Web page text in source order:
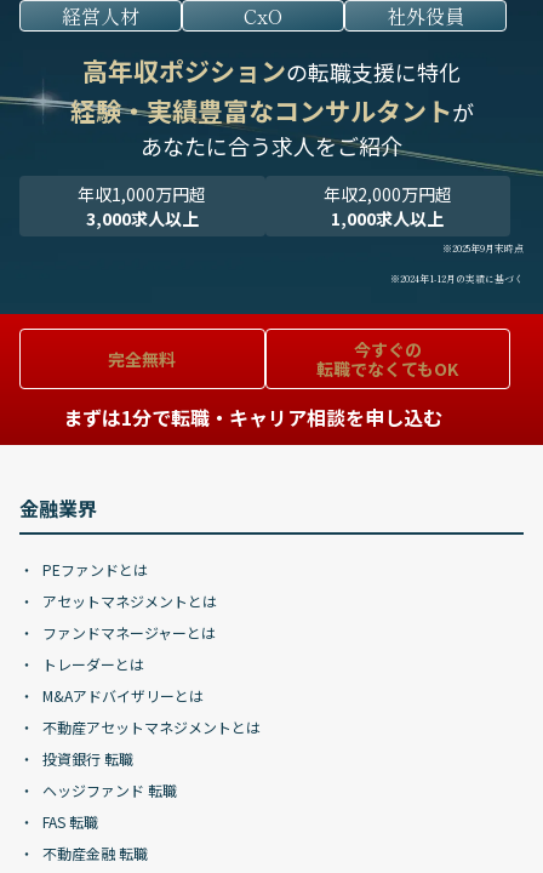
経営人材 CxO 社外役員
高年収ポジションの転職支援に特化
経験・実績豊富なコンサルタントが
あなたに合う求人をご紹介
年収1,000万円超
3,000求人以上
年収2,000万円超
1,000求人以上
※2025年9月末時点
※2024年1-12月の実績に基づく
完全無料
今すぐの
転職でなくてもOK
まずは1分で転職・キャリア相談を申し込む
金融業界
PEファンドとは
アセットマネジメントとは
ファンドマネージャーとは
トレーダーとは
M&Aアドバイザリーとは
不動産アセットマネジメントとは
投資銀行 転職
ヘッジファンド 転職
FAS 転職
不動産金融 転職